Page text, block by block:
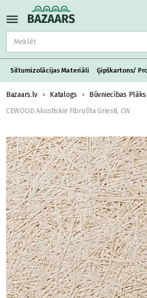
Siltumizolācijas Materiāli Ģipškartons/
Bazaars.lv Katalogs Būvniecības
CEWOOD Akustiskie Fibrolīta Griesti, CW